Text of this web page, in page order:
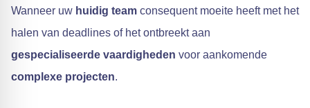
Wanneer uw huidig team consequent moeite heeft met het
halen van deadlines of het ontbreekt aan
gespecialiseerde vaardigheden voor aankomende
complexe projecten.